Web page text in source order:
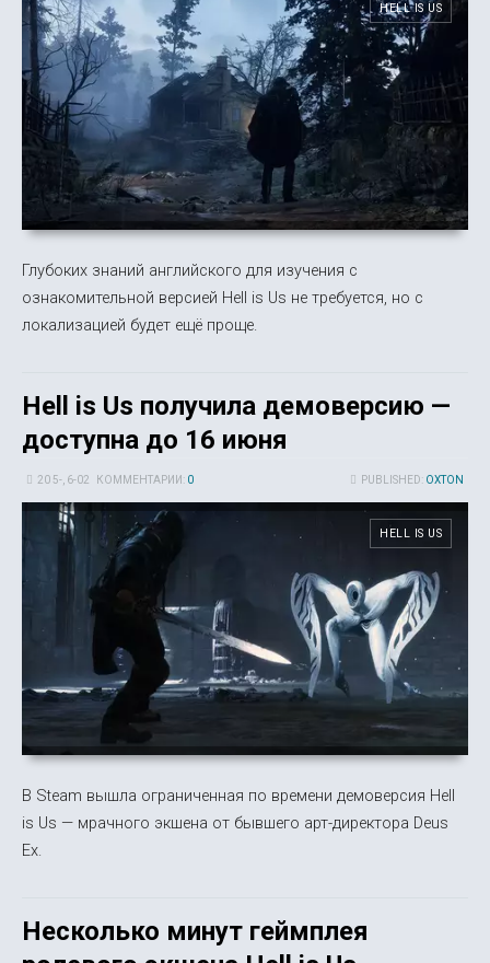
HELL IS US
Глубоких знаний английского для изучения с
ознакомительной версией Hell is Us не требуется, но с
локализацией будет ещё проще.
Hell is Us получила демоверсию —
доступна до 16 июня
PUBLISHED: OXTON
20 5-, 6-02 КОММЕНТАРИИ: 0
HELL IS US
В Steam вышла ограниченная по времени демоверсия Hell
is Us — мрачного экшена от бывшего арт-директора Deus
Ex.
Несколько минут геймплея